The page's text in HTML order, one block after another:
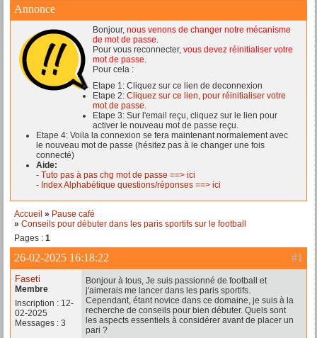
Annonce
Bonjour, nous venons de changer notre mécanisme
de mot de passe.
Pour vous reconnecter, vous devez réinitialiser votre
mot de passe.
Pour cela :
Etape 1: Cliquez sur ce lien de deconnexion
Etape 2: Cliquez sur ce lien, pour réinitialiser votre
mot de passe.
Etape 3: Sur l'email reçu, cliquez sur le lien pour
activer le nouveau mot de passe reçu.
Etape 4: Voila la connexion se fera maintenant normalement avec
le nouveau mot de passe (hésitez pas à le changer une fois
connecté)
Aide:
- Tuto pas à pas chg mot de passe ==> ici
- Index Alphabétique questions/réponses ==> ici
Accueil » Pause café
» Conseils pour débuter dans les paris sportifs sur le football
Pages : 1
#1
26-02-2025 16:18:22
Faseti
Membre
Inscription : 12-
02-2025
Messages : 3
Bonjour à tous, Je suis passionné de football et
j'aimerais me lancer dans les paris sportifs.
Cependant, étant novice dans ce domaine, je suis à la
recherche de conseils pour bien débuter. Quels sont
les aspects essentiels à considérer avant de placer un
pari ?